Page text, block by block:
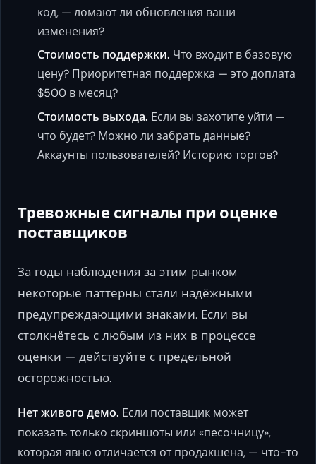
код, — ломают ли обновления ваши
изменения?
Стоимость поддержки. Что входит в базовую
цену? Приоритетная поддержка — это доплата
$500 в месяц?
Стоимость выхода. Если вы захотите уйти —
что будет? Можно ли забрать данные?
Аккаунты пользователей? Историю торгов?
Тревожные сигналы при оценке
поставщиков
За годы наблюдения за этим рынком
некоторые паттерны стали надёжными
предупреждающими знаками. Если вы
столкнётесь с любым из них в процессе
оценки — действуйте с предельной
осторожностью.
Нет живого демо. Если поставщик может
показать только скриншоты или «песочницу»,
которая явно отличается от продакшена, — что-то